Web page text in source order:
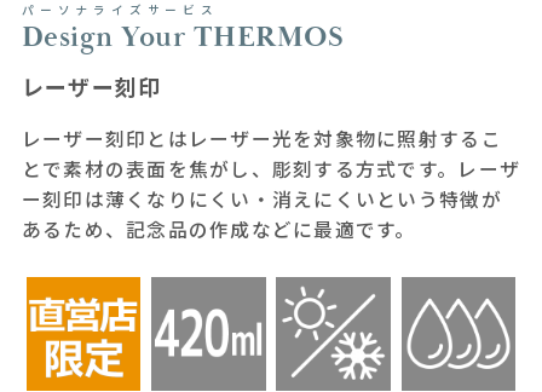
パーソナライズサービス
Design Your THERMOS
レーザー刻印
レーザー刻印とはレーザー光を対象物に照射するこ
とで素材の表面を焦がし、彫刻する方式です。レーザ
ー刻印は薄くなりにくい・消えにくいという特徴が
あるため、記念品の作成などに最適です。